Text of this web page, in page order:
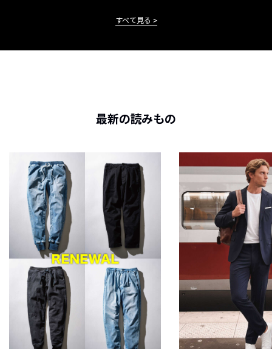
すべて見る
最新の読みもの